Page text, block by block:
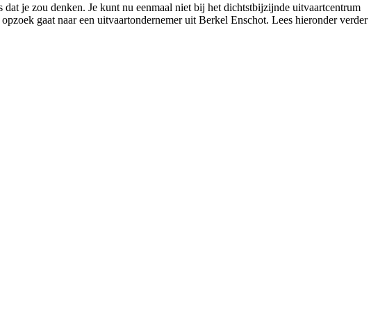
je zou denken. Je kunt nu eenmaal niet bij het dichtstbijzijnde uitvaartcentrum
gaat naar een uitvaartondernemer uit Berkel Enschot. Lees hieronder verder